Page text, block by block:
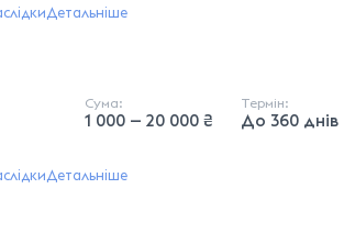
Детальніше
Сума:
1 000 — 20 000 ₴
Термін:
До 360 днів
Детальніше